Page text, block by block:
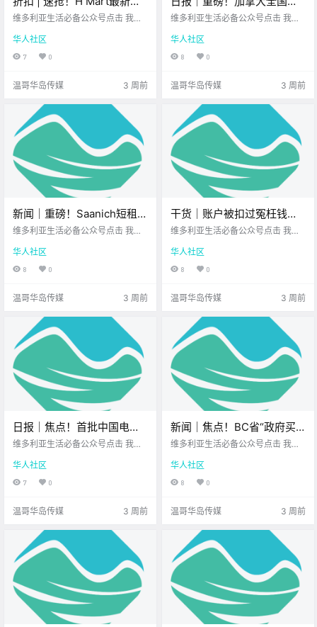
惠来啦！Walmart、Thrifty
维多利亚生活必备公众号点击 我在
一直在你身边维多利亚顶级科创学
校您值得信赖的地产经纪 每周折扣
时间到！ 博主特意为 大家精选了 维
美食饮品 .
华人社区
7 0
温哥华岛传媒 3 周前
肉价格垄断案达成和解，涉
元！BC省护士下周扩大罢
工，维多利亚两家主要医院
维多利亚生活必备公众号点击 我在
一直在你身边北美最大亚洲超市您
值得信赖的地产经纪公元2026年7
月9日 农历5月25日 星期四 巨蟹座
报（.
华人社区
8 0
温哥华岛传媒 3 周前
新闻｜重磅！Saanich短租终
于迎来松绑！每年最多可租
Saanich免费公园音乐会正式
开唱！
维多利亚生活必备公众号点击 我在
一直在你身边UPS维多利亚DT店北
美最大亚洲超市 大家周三好呀~ 一
鲜事吧！ S.
华人社区
8 0
温哥华岛传媒 3 周前
干货｜账户被扣过冤枉钱的
速看！CIBC豪掷1000万和解
账上！
维多利亚生活必备公众号点击 我在
一直在你身边您值得信赖的地产经
纪维多利亚顶级科创学校 在加拿大
费） 已经让.
华人社区
8 0
温哥华岛传媒 3 周前
日报｜焦点！首批中国电动
汽车抵达加拿大！Saanich发
亡，嫌疑人被控谋杀！
维多利亚生活必备公众号点击 我在
一直在你身边北美最大亚洲超市您
值得信赖的地产经纪公元2026年7
报（.
华人社区
7 0
温哥华岛传媒 3 周前
新闻｜焦点！BC省“政府买
空置公寓”计划引爆国会，自
多利亚免费夏日系列音乐节
回归啦！
维多利亚生活必备公众号点击 我在
一直在你身边UPS维多利亚DT店北
美最大亚洲超市 大家周二好呀~ 新
些新鲜事吧！.
华人社区
8 0
温哥华岛传媒 3 周前